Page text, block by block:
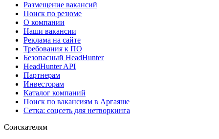
Размещение вакансий
Поиск по резюме
О компании
Наши вакансии
Реклама на сайте
Требования к ПО
Безопасный HeadHunter
HeadHunter API
Партнерам
Инвесторам
Каталог компаний
Поиск по вакансиям в Аргаяше
Сетка: соцсеть для нетворкинга
Соискателям